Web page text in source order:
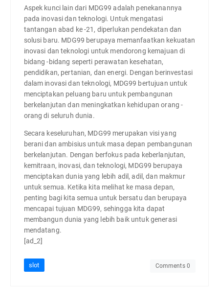
Aspek kunci lain dari MDG99 adalah penekanannya
pada inovasi dan teknologi. Untuk mengatasi
tantangan abad ke -21, diperlukan pendekatan dan
solusi baru. MDG99 berupaya memanfaatkan kekuatan
inovasi dan teknologi untuk mendorong kemajuan di
bidang -bidang seperti perawatan kesehatan,
pendidikan, pertanian, dan energi. Dengan berinvestasi
dalam inovasi dan teknologi, MDG99 bertujuan untuk
menciptakan peluang baru untuk pembangunan
berkelanjutan dan meningkatkan kehidupan orang -
orang di seluruh dunia.
Secara keseluruhan, MDG99 merupakan visi yang
berani dan ambisius untuk masa depan pembangunan
berkelanjutan. Dengan berfokus pada keberlanjutan,
kemitraan, inovasi, dan teknologi, MDG99 berupaya
menciptakan dunia yang lebih adil, adil, dan makmur
untuk semua. Ketika kita melihat ke masa depan,
penting bagi kita semua untuk bersatu dan berupaya
mencapai tujuan MDG99, sehingga kita dapat
membangun dunia yang lebih baik untuk generasi
mendatang.
[ad_2]
slot Comments 0